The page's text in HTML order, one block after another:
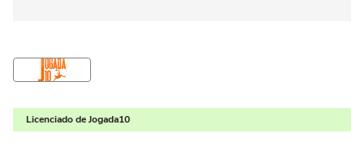
Licenciado de Jogada10